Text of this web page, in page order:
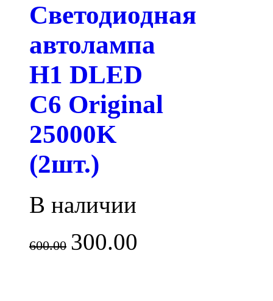
Светодиодная
автолампа
H1 DLED
C6 Original
25000K
(2шт.)
В наличии
600.00 300.00